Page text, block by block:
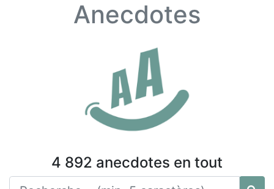
Anecdotes
4 892 anecdotes en tout